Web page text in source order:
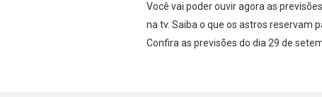
Você vai poder ouvir agora as
na tv. Saiba o que os astros reservam
Confira as previsões do dia 29 de